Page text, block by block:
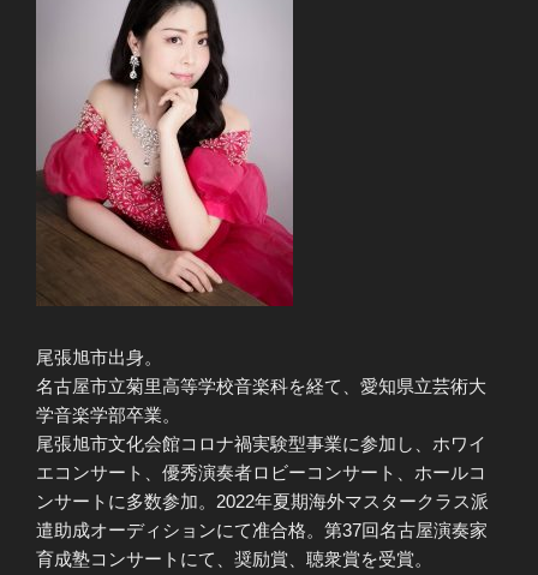
尾張旭市出身。
名古屋市立菊里高等学校音楽科を経て、愛知県立芸術大
学音楽学部卒業。
尾張旭市文化会館コロナ禍実験型事業に参加し、ホワイ
エコンサート、優秀演奏者ロビーコンサート、ホールコ
ンサートに多数参加。2022年夏期海外マスタークラス派
遣助成オーディションにて准合格。第37回名古屋演奏家
育成塾コンサートにて、奨励賞、聴衆賞を受賞。